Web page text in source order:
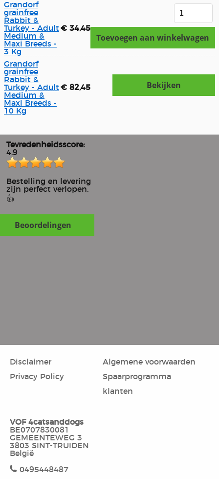
Tevredenheidsscore:
4.9
Bestelling en levering
zijn perfect verlopen.
👍
Beoordelingen
Grandorf
grainfree
Rabbit &
Turkey - Adult
Medium &
Maxi Breeds -
3 Kg
€ 34,45
Toevoegen aan winkelwagen
Grandorf
grainfree
Rabbit &
Turkey - Adult
Medium &
Maxi Breeds -
10 Kg
€ 82,45 Bekijken
Disclaimer
Algemene voorwaarden
Privacy Policy
Spaarprogramma
klanten
VOF 4catsanddogs
BE0707830081
GEMEENTEWEG 3
3803 SINT-TRUIDEN
België
0495448487